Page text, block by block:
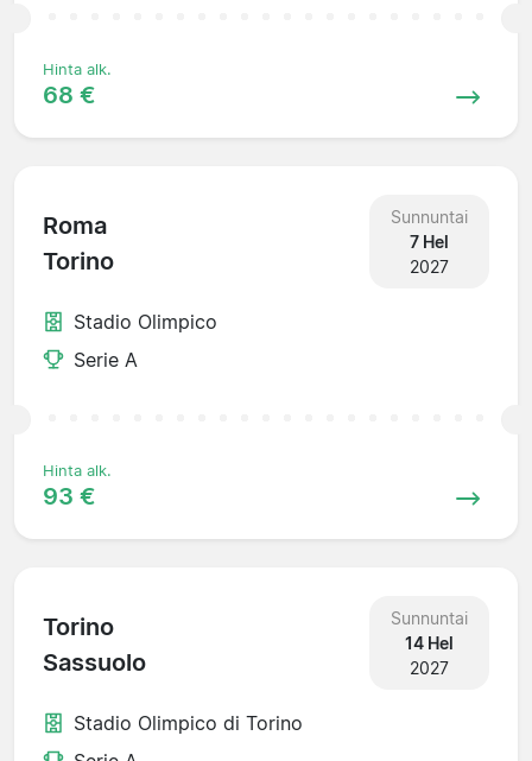
Hinta alk.
68 €
Roma
Torino
Sunnuntai
7 Hel
2027
Stadio Olimpico
Serie A
Hinta alk.
93 €
Torino
Sassuolo
Sunnuntai
14 Hel
2027
Stadio Olimpico di Torino